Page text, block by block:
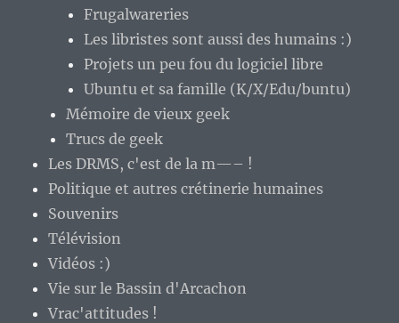
Frugalwareries
Les libristes sont aussi des humains :)
Projets un peu fou du logiciel libre
Ubuntu et sa famille (K/X/Edu/buntu)
Mémoire de vieux geek
Trucs de geek
Les DRMS, c'est de la m—– !
Politique et autres crétinerie humaines
Souvenirs
Télévision
Vidéos :)
Vie sur le Bassin d'Arcachon
Vrac'attitudes !